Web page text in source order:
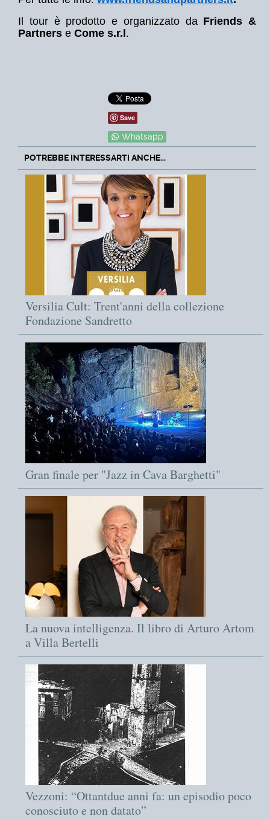
Il tour è prodotto e organizzato da Friends &
Partners e Come s.r.l .
Save
Whatsapp
POTREBBE INTERESSARTI ANCHE...
Versilia Cult: Trent'anni della collezione
Fondazione Sandretto
Gran finale per "Jazz in Cava Barghetti"
La nuova intelligenza. Il libro di Arturo Artom
a Villa Bertelli
Vezzoni: “Ottantdue anni fa: un episodio poco
conosciuto e non datato”